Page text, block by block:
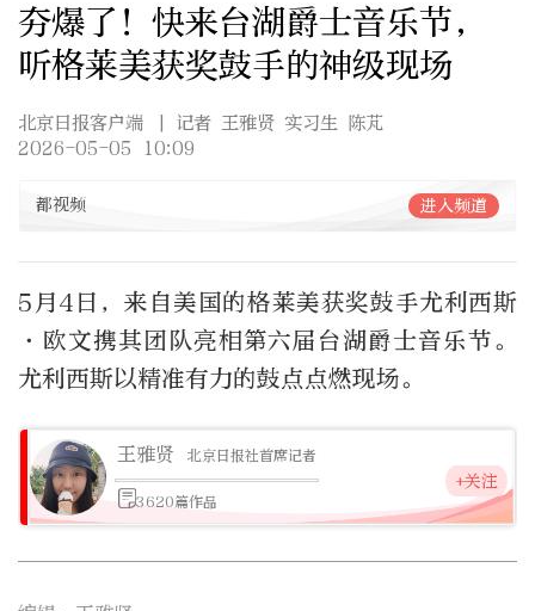
夯爆了！快来台湖爵士音乐节，
听格莱美获奖鼓手的神级现场
北京日报客户端
| 记者 王雅贤 实习生 陈芃
2026-05-05 10:09
都视频 进入频道
5月4日，来自美国的格莱美获奖鼓手尤利西斯
·欧文携其团队亮相第六届台湖爵士音乐节。
尤利西斯以精准有力的鼓点点燃现场。
王雅贤 北京日报社首席记者
3620篇作品
+关注